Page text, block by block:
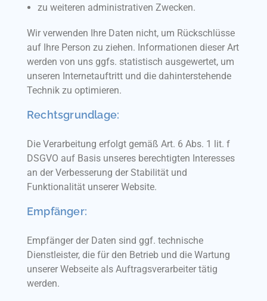
zu weiteren administrativen Zwecken.
Wir verwenden Ihre Daten nicht, um Rückschlüsse
auf Ihre Person zu ziehen. Informationen dieser Art
werden von uns ggfs. statistisch ausgewertet, um
unseren Internetauftritt und die dahinterstehende
Technik zu optimieren.
Rechtsgrundlage:
Die Verarbeitung erfolgt gemäß Art. 6 Abs. 1 lit. f
DSGVO auf Basis unseres berechtigten Interesses
an der Verbesserung der Stabilität und
Funktionalität unserer Website.
Empfänger:
Empfänger der Daten sind ggf. technische
Dienstleister, die für den Betrieb und die Wartung
unserer Webseite als Auftragsverarbeiter tätig
werden.